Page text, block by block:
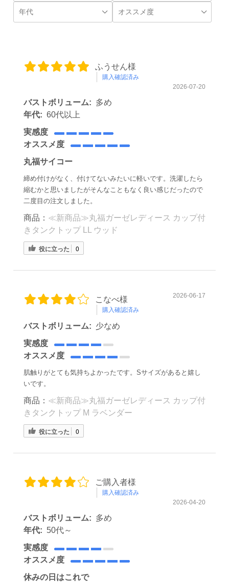
ふうせん様
購入確認済み
2026-07-20
バストボリューム: 多め
年代: 60代以上
実感度
オススメ度
丸福サイコー
締め付けがなく、付けてないみたいに軽いです。洗濯したら
縮むかと思いましたがそんなこともなく良い感じだったので
二度目の注文しました。
商品： ≪新商品≫丸福ガーゼレディース カップ付
きタンクトップ LL ウッド
役に立った 0
こなべ様
購入確認済み
2026-06-17
バストボリューム: 少なめ
実感度
オススメ度
肌触りがとても気持ちよかったです。Sサイズがあると嬉し
いです。
商品： ≪新商品≫丸福ガーゼレディース カップ付
きタンクトップ M ラベンダー
役に立った 0
ご購入者様
購入確認済み
2026-04-20
バストボリューム: 多め
年代: 50代～
実感度
オススメ度
休みの日はこれで